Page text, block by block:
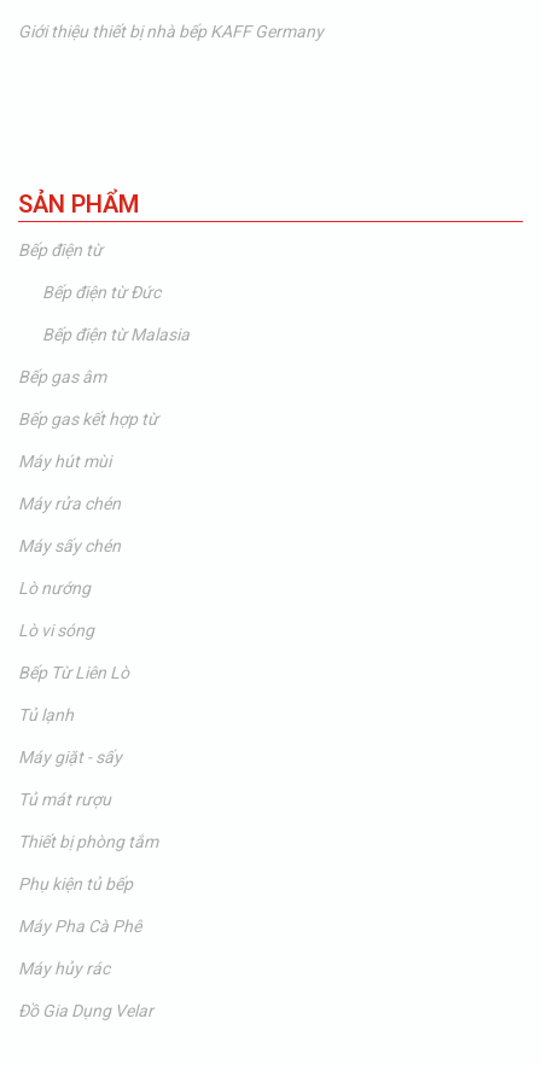
Giới thiệu thiết bị nhà bếp KAFF Germany
SẢN PHẨM
Bếp điện từ
Bếp điện từ Đức
Bếp điện từ Malasia
Bếp gas âm
Bếp gas kết hợp từ
Máy hút mùi
Máy rửa chén
Máy sấy chén
Lò nướng
Lò vi sóng
Bếp Từ Liên Lò
Tủ lạnh
Máy giặt - sấy
Tủ mát rượu
Thiết bị phòng tắm
Phụ kiện tủ bếp
Máy Pha Cà Phê
Máy hủy rác
Đồ Gia Dụng Velar